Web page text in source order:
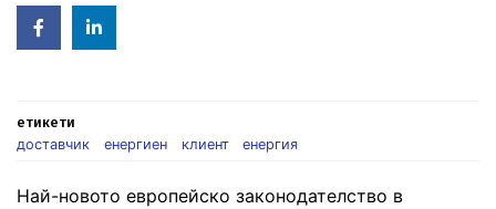
Facebook
in
етикети
доставчик
енергиен клиент енергия
Най-новото европейско законодателство в